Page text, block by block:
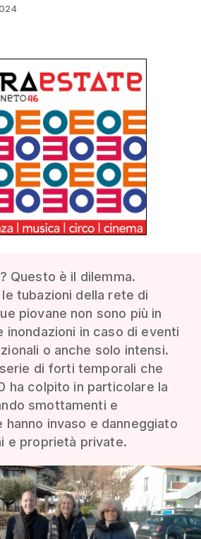
Questo è il dilemma.
le tubazioni della rete di
piovane non sono più in
inondazioni in caso di eventi
o anche solo intensi.
di forti temporali che
ha colpito in particolare la
smottamenti e
hanno invaso e danneggiato
e proprietà private.